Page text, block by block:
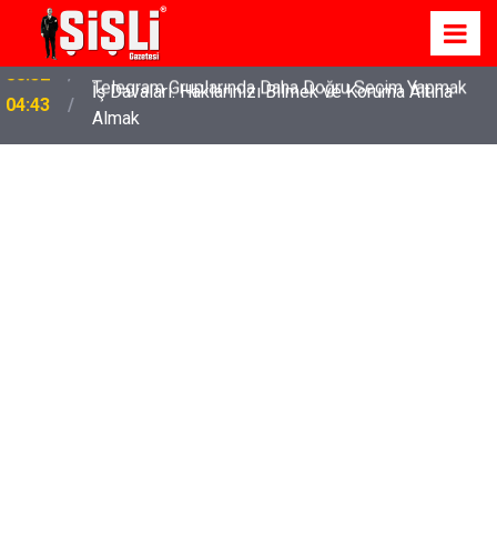
04:43
İş Davaları: Haklarınızı Bilmek ve Koruma Altına
Almak